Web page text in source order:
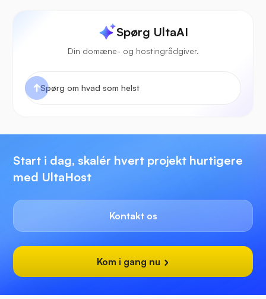
Spørg UltaAI
Din domæne- og hostingrådgiver.
Start i dag, skalér hvert projekt hurtigere
med UltaHost
Kontakt os
Kom i gang nu